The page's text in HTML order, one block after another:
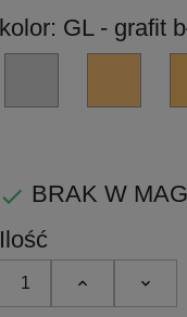
kolor: GL - grafit
 BRAK W
Ilość